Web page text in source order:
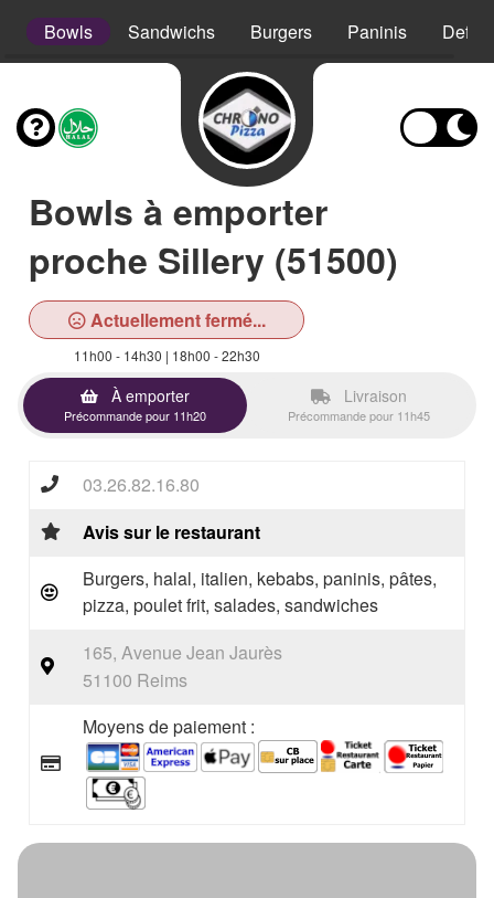
Bowls Sandwichs Burgers Paninis
Bowls à emporter
proche Sillery (51500)
Actuellement fermé...
11h00 - 14h30 | 18h00 - 22h30
À emporter
Précommande pour 11h20
Livraison
Précommande pour 11h45
03.26.82.16.80
Avis sur le restaurant
Burgers, halal, italien, kebabs, paninis, pâtes,
pizza, poulet frit, salades, sandwiches
165, Avenue Jean Jaurès
51100 Reims
Moyens de paiement :